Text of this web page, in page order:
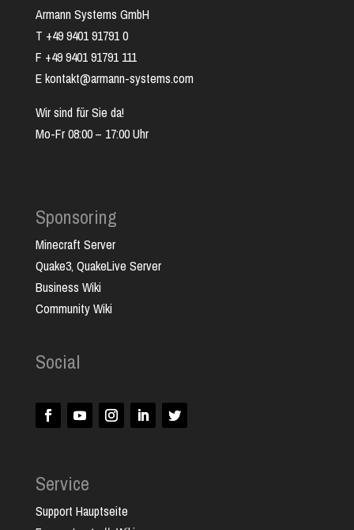
Armann Systems GmbH
T +49 9401 91791 0
F +49 9401 91791 111
E kontakt@armann-systems.com
Wir sind für Sie da!
Mo-Fr 08:00 – 17:00 Uhr
Sponsoring
Minecraft Server
Quake3, QuakeLive Server
Business Wiki
Community Wiki
Social
Service
Support Hauptseite